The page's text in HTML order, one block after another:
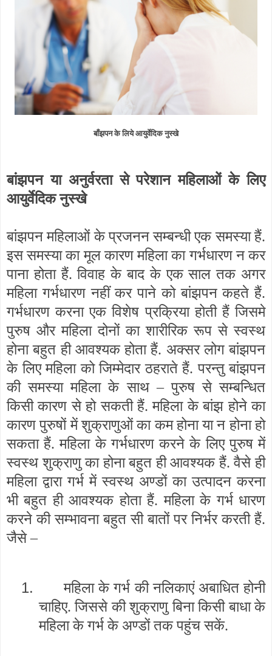
बाँझपन के लिये आयुर्वेदिक नुस्खे
बांझपन या अनुर्वरता से परेशान महिलाओं के लिए
आयुर्वेदिक नुस्खे
बांझपन महिलाओं के प्रजनन सम्बन्धी एक समस्या हैं.
इस समस्या का मूल कारण महिला का गर्भधारण न कर
पाना होता हैं. विवाह के बाद के एक साल तक अगर
महिला गर्भधारण नहीं कर पाने को बांझपन कहते हैं.
गर्भधारण करना एक विशेष प्रक्रिया होती हैं जिसमे
पुरुष और महिला दोनों का शारीरिक रूप से स्वस्थ
होना बहुत ही आवश्यक होता हैं. अक्सर लोग बांझपन
के लिए महिला को जिम्मेदार ठहराते हैं. परन्तु बांझपन
की समस्या महिला के साथ – पुरुष से सम्बन्धित
किसी कारण से हो सकती हैं. महिला के बांझ होने का
कारण पुरुषों में शुक्राणुओं का कम होना या न होना हो
सकता हैं. महिला के गर्भधारण करने के लिए पुरुष में
स्वस्थ शुक्राणु का होना बहुत ही आवश्यक हैं. वैसे ही
महिला द्वारा गर्भ में स्वस्थ अण्डों का उत्पादन करना
भी बहुत ही आवश्यक होता हैं. महिला के गर्भ धारण
करने की सम्भावना बहुत सी बातों पर निर्भर करती हैं.
जैसे –
1.
महिला के गर्भ की नलिकाएं अबाधित होनी
चाहिए. जिससे की शुक्राणु बिना किसी बाधा के
महिला के गर्भ के अण्डों तक पहुंच सकें.